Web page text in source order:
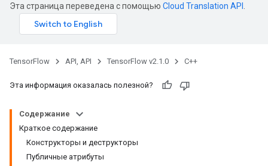
Эта страница переведена с помощью Cloud Translation API
TensorFlow API, API TensorFlow v2.1.0 C++
Эта информация оказалась полезной?
Содержание
Краткое содержание
Конструкторы и деструкторы
Публичные атрибуты